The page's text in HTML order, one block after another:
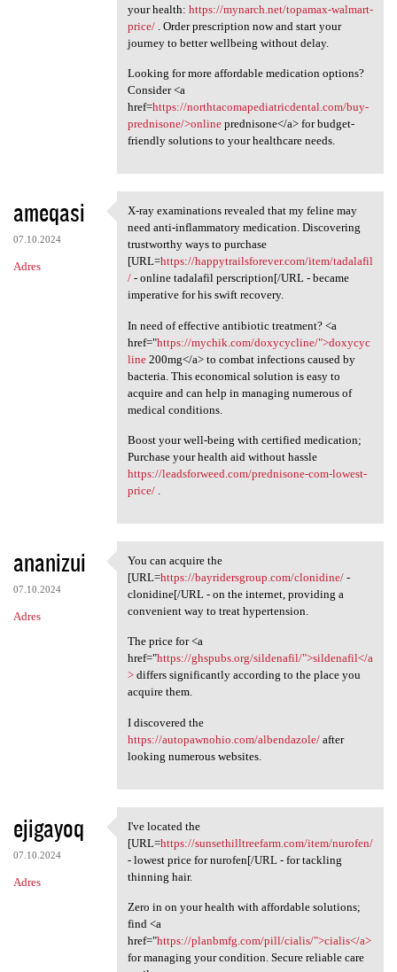
your health: https://mynarch.net/topamax-walmart-
price/. Order prescription now and start your
journey to better wellbeing without delay.
Looking for more affordable medication options?
Consider <a
href=https://northtacomapediatricdental.com/buy-
prednisone/>onlineprednisone</a> for budget-
friendly solutions to your healthcare needs.
ameqasi
07.10.2024
Adres
X-ray examinations revealed
X-ray examinations revealed that my feline may
need anti-inflammatory medication. Discovering
trustworthy ways to purchase
[URL=https://happytrailsforever.com/item/tadalafil
/- online tadalafil perscription[/URL - became
imperative for his swift recovery.
In need of effective antibiotic treatment? <a
href="https://mychik.com/doxycycline/">doxycyc
line200mg</a> to combat infections caused by
bacteria. This economical solution is easy to
acquire and can help in managing numerous of
medical conditions.
Boost your well-being with certified medication;
Purchase your health aid without hassle
https://leadsforweed.com/prednisone-com-lowest-
price/.
ananizui
07.10.2024
Adres
You can acquire the [URL
You can acquire the
[URL=https://bayridersgroup.com/clonidine/-
clonidine[/URL - on the internet, providing a
convenient way to treat hypertension.
The price for <a
href="https://ghspubs.org/sildenafil/">sildenafil</a
>differs significantly according to the place you
acquire them.
I discovered the
https://autopawnohio.com/albendazole/after
looking numerous websites.
ejigayoq
07.10.2024
Adres
I've located the [URL=https:/
I've located the
[URL=https://sunsethilltreefarm.com/item/nurofen/
- lowest price for nurofen[/URL - for tackling
thinning hair.
Zero in on your health with affordable solutions;
find <a
href="https://planbmfg.com/pill/cialis/">cialis</a>
for managing your condition. Secure reliable care